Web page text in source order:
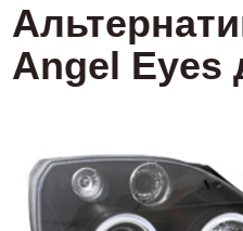
Angel Eyes